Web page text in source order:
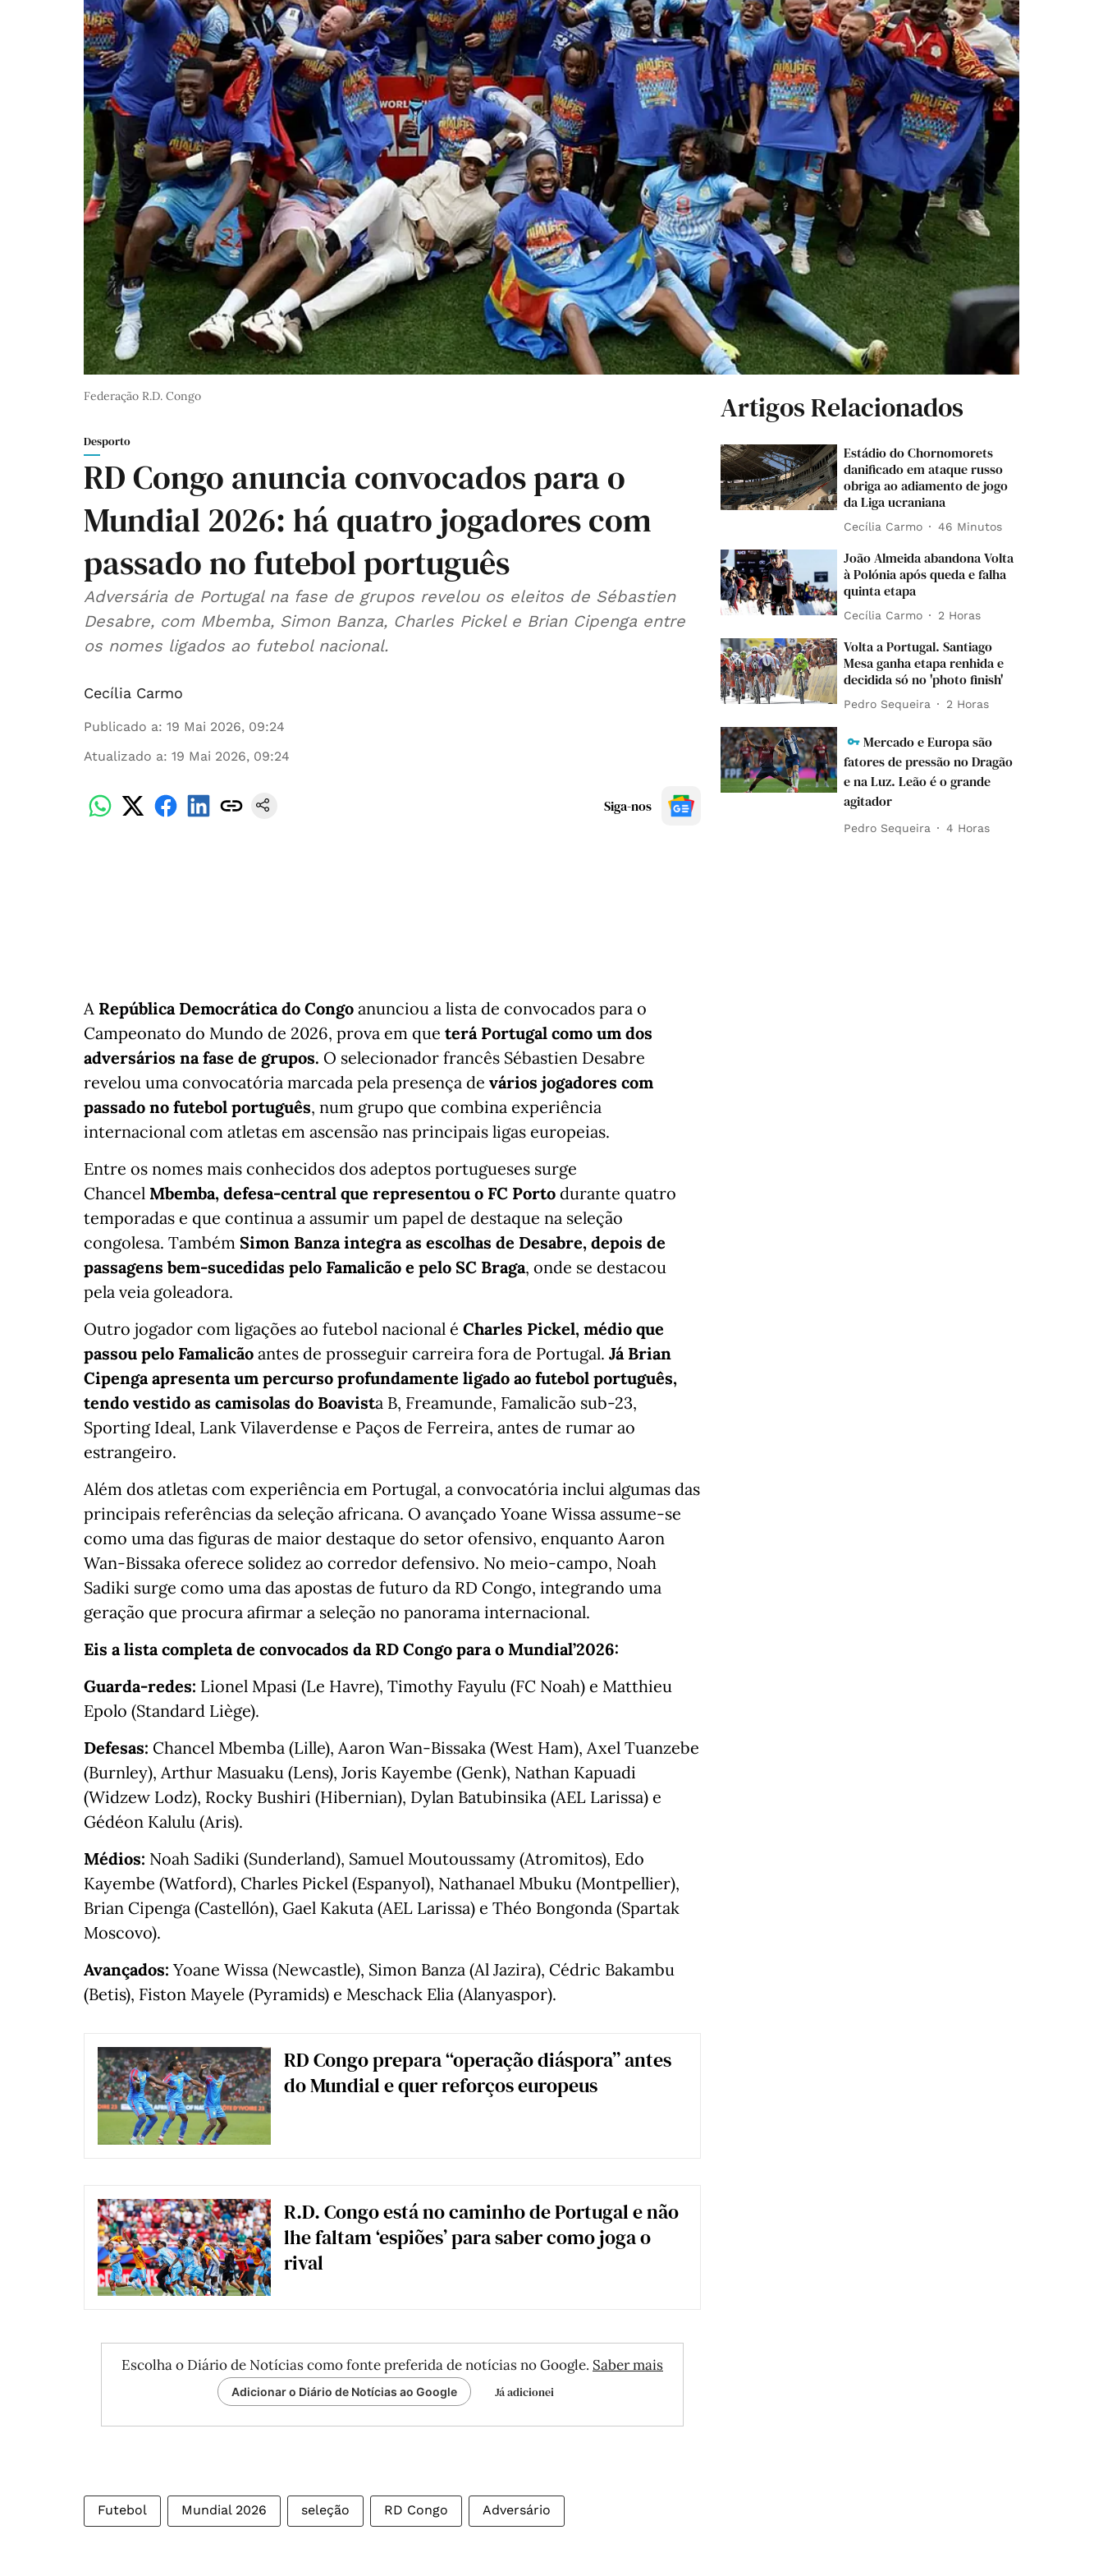
Federação R.D. Congo
Desporto
RD Congo anuncia convocados para o
Mundial 2026: há quatro jogadores com
passado no futebol português
Adversária de Portugal na fase de grupos revelou os eleitos de Sébastien
Desabre, com Mbemba, Simon Banza, Charles Pickel e Brian Cipenga entre
os nomes ligados ao futebol nacional.
Cecília Carmo
Publicado a: 19 Mai 2026, 09:24
Atualizado a: 19 Mai 2026, 09:24
Siga-nos
A República Democrática do Congo anunciou a lista de convocados para o
Campeonato do Mundo de 2026, prova em que terá Portugal como um dos
adversários na fase de grupos. O selecionador francês Sébastien Desabre
revelou uma convocatória marcada pela presença de vários jogadores com
passado no futebol português, num grupo que combina experiência
internacional com atletas em ascensão nas principais ligas europeias.
Entre os nomes mais conhecidos dos adeptos portugueses surge
Chancel Mbemba, defesa-central que representou o FC Porto durante quatro
temporadas e que continua a assumir um papel de destaque na seleção
congolesa. Também Simon Banza integra as escolhas de Desabre, depois de
passagens bem-sucedidas pelo Famalicão e pelo SC Braga, onde se destacou
pela veia goleadora.
Outro jogador com ligações ao futebol nacional é Charles Pickel, médio que
passou pelo Famalicão antes de prosseguir carreira fora de Portugal. Já Brian
Cipenga apresenta um percurso profundamente ligado ao futebol português,
tendo vestido as camisolas do Boavista B, Freamunde, Famalicão sub-23,
Sporting Ideal, Lank Vilaverdense e Paços de Ferreira, antes de rumar ao
estrangeiro.
Além dos atletas com experiência em Portugal, a convocatória inclui algumas das
principais referências da seleção africana. O avançado Yoane Wissa assume-se
como uma das figuras de maior destaque do setor ofensivo, enquanto Aaron
Wan-Bissaka oferece solidez ao corredor defensivo. No meio-campo, Noah
Sadiki surge como uma das apostas de futuro da RD Congo, integrando uma
geração que procura afirmar a seleção no panorama internacional.
Eis a lista completa de convocados da RD Congo para o Mundial’2026:
Guarda-redes: Lionel Mpasi (Le Havre), Timothy Fayulu (FC Noah) e Matthieu
Epolo (Standard Liège).
Defesas: Chancel Mbemba (Lille), Aaron Wan-Bissaka (West Ham), Axel Tuanzebe
(Burnley), Arthur Masuaku (Lens), Joris Kayembe (Genk), Nathan Kapuadi
(Widzew Lodz), Rocky Bushiri (Hibernian), Dylan Batubinsika (AEL Larissa) e
Gédéon Kalulu (Aris).
Médios: Noah Sadiki (Sunderland), Samuel Moutoussamy (Atromitos), Edo
Kayembe (Watford), Charles Pickel (Espanyol), Nathanael Mbuku (Montpellier),
Brian Cipenga (Castellón), Gael Kakuta (AEL Larissa) e Théo Bongonda (Spartak
Moscovo).
Avançados: Yoane Wissa (Newcastle), Simon Banza (Al Jazira), Cédric Bakambu
(Betis), Fiston Mayele (Pyramids) e Meschack Elia (Alanyaspor).
RD Congo prepara “operação diáspora” antes
do Mundial e quer reforços europeus
R.D. Congo está no caminho de Portugal e não
lhe faltam ‘espiões’ para saber como joga o
rival
Escolha o Diário de Notícias como fonte preferida de notícias no Google. Saber mais
Adicionar o Diário de Notícias ao Google Já adicionei
Futebol Mundial 2026 seleção RD Congo Adversário
Artigos Relacionados
Estádio do Chornomorets
danificado em ataque russo
obriga ao adiamento de jogo
da Liga ucraniana
Cecília Carmo 46 Minutos
João Almeida abandona Volta
à Polónia após queda e falha
quinta etapa
Cecília Carmo 2 Horas
Volta a Portugal. Santiago
Mesa ganha etapa renhida e
decidida só no 'photo finish'
Pedro Sequeira 2 Horas
Mercado e Europa são
fatores de pressão no Dragão
e na Luz. Leão é o grande
agitador
Pedro Sequeira 4 Horas